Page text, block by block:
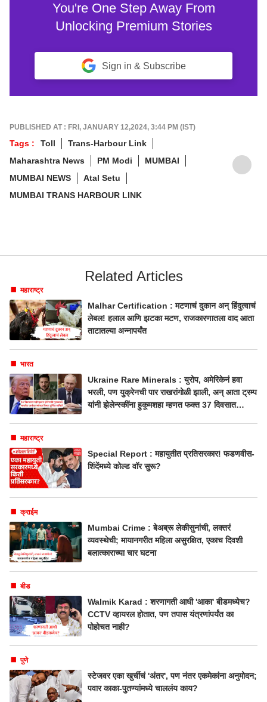
You're One Step Away From
Unlocking Premium Stories
Sign in & Subscribe
PUBLISHED AT : FRI, JANUARY 12,2024, 3:44 PM (IST)
Tags : Toll
Trans-Harbour Link
Maharashtra News
PM Modi
MUMBAI
MUMBAI NEWS
Atal Setu
MUMBAI TRANS HARBOUR LINK
Related Articles
महाराष्ट्र
Malhar Certification : मटणाचं दुकान अन् हिंदुत्वाचं
लेबल! हलाल आणि झटका मटण, राजकारणातला वाद आता
ताटातल्या अन्नापर्यंत
भारत
Ukraine Rare Minerals : युरोप, अमेरिकेनं हवा
भरली, पण युक्रेनची पार राखरांगोळी झाली, अन् आता ट्रम्प
यांनी झेलेन्स्कींना हुकूमशहा म्हणत फक्त 37 दिवसात
महाराष्ट्र
Special Report : महायुतीत प्रतिसरकार! फडणवीस-
शिंदेंमध्ये कोल्ड वॉर सुरू?
क्राईम
Mumbai Crime : बेअब्रू लेकीसुनांची, लक्तरं
व्यवस्थेची; मायानगरीत महिला असुरक्षित, एकाच दिवशी
बलात्काराच्या चार घटना
बीड
Walmik Karad : शरणागती आधी 'आका' बीडमध्येच?
CCTV व्हायरल होतात, पण तपास यंत्रणांपर्यंत का
पोहोचत नाही?
पुणे
स्टेजवर एका खुर्चीचं 'अंतर', पण नंतर एकमेकांना अनुमोदन;
पवार काका-पुतण्यांमध्ये चाललंय काय?